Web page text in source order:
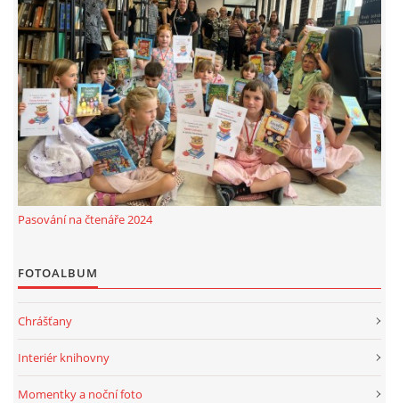
Pasování na čtenáře 2024
FOTOALBUM
Chrášťany
Interiér knihovny
Momentky a noční foto